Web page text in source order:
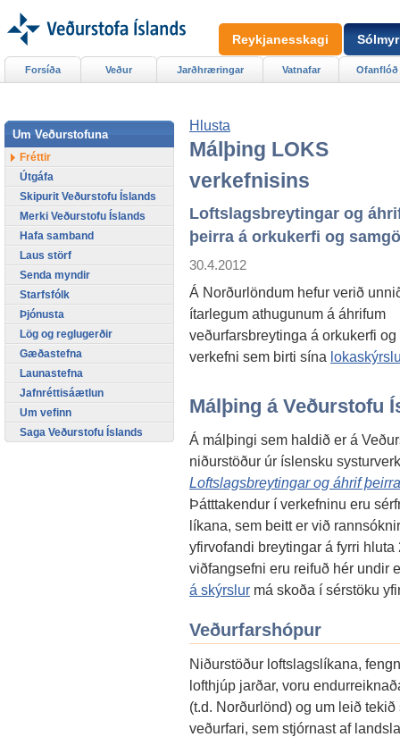
Hlusta
Málþing LOKS
verkefnisins
Loftslagsbreytingar og
þeirra á orkukerfi og
30.4.2012
Á Norðurlöndum hefur verið
ítarlegum athugunum á áhrifum
veðurfarsbreytinga á orkukerfi
verkefni sem birti sína
Málþing á Veðurstofu
Á málþingi sem haldið er á
niðurstöður úr íslensku
Loftslagsbreytingar og áhrif
Þátttakendur í verkefninu eru
líkana, sem beitt er við
yfirvofandi breytingar á fyrri
viðfangsefni eru reifuð hér undir
á skýrslur má skoða í sérstöku
Veðurfarshópur
Niðurstöður loftslagslíkana,
lofthjúp jarðar, voru
(t.d. Norðurlönd) og um leið
veðurfari, sem stjórnast af
Forsíða Veður Jarðhræringar Vatnafar Ofanflóð
Um Veðurstofuna
Fréttir
Útgáfa
Skipurit Veðurstofu Íslands
Merki Veðurstofu Íslands
Hafa samband
Laus störf
Senda myndir
Starfsfólk
Þjónusta
Lög og reglugerðir
Gæðastefna
Launastefna
Jafnréttisáætlun
Um vefinn
Saga Veðurstofu Íslands
Reykjanesskagi